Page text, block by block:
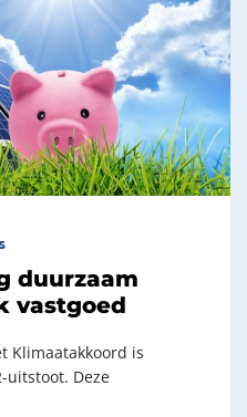
duurzaam
vastgoed
Klimaatakkoord is
uitstoot. Deze